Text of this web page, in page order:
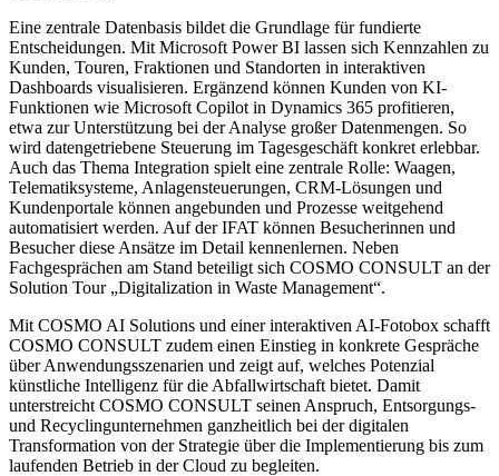
Eine zentrale Datenbasis bildet die Grundlage für fundierte
Entscheidungen. Mit Microsoft Power BI lassen sich Kennzahlen zu
Kunden, Touren, Fraktionen und Standorten in interaktiven
Dashboards visualisieren. Ergänzend können Kunden von KI-
Funktionen wie Microsoft Copilot in Dynamics 365 profitieren,
etwa zur Unterstützung bei der Analyse großer Datenmengen. So
wird datengetriebene Steuerung im Tagesgeschäft konkret erlebbar.
Auch das Thema Integration spielt eine zentrale Rolle: Waagen,
Telematiksysteme, Anlagensteuerungen, CRM-Lösungen und
Kundenportale können angebunden und Prozesse weitgehend
automatisiert werden. Auf der IFAT können Besucherinnen und
Besucher diese Ansätze im Detail kennenlernen. Neben
Fachgesprächen am Stand beteiligt sich COSMO CONSULT an der
Solution Tour „Digitalization in Waste Management“.
Mit COSMO AI Solutions und einer interaktiven AI-Fotobox schafft
COSMO CONSULT zudem einen Einstieg in konkrete Gespräche
über Anwendungsszenarien und zeigt auf, welches Potenzial
künstliche Intelligenz für die Abfallwirtschaft bietet. Damit
unterstreicht COSMO CONSULT seinen Anspruch, Entsorgungs-
und Recyclingunternehmen ganzheitlich bei der digitalen
Transformation von der Strategie über die Implementierung bis zum
laufenden Betrieb in der Cloud zu begleiten.